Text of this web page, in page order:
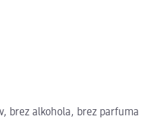
brez alkohola, brez parfuma